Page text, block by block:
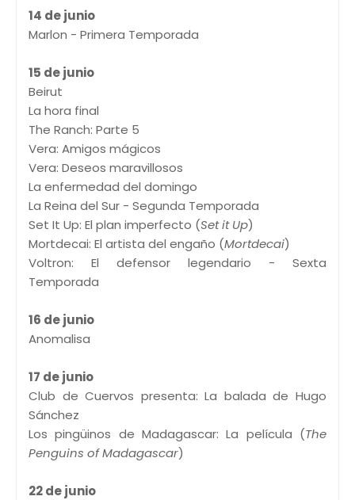
14 de junio
Marlon - Primera Temporada
15 de junio
Beirut
La hora final
The Ranch: Parte 5
Vera: Amigos mágicos
Vera: Deseos maravillosos
La enfermedad del domingo
La Reina del Sur - Segunda Temporada
Set It Up: El plan imperfecto (Set it Up)
Mortdecai: El artista del engaño (Mortdecai)
Voltron: El defensor legendario - Sexta
Temporada
16 de junio
Anomalisa
17 de junio
Club de Cuervos presenta: La balada de Hugo
Sánchez
Los pingüinos de Madagascar: La película (The
Penguins of Madagascar)
22 de junio